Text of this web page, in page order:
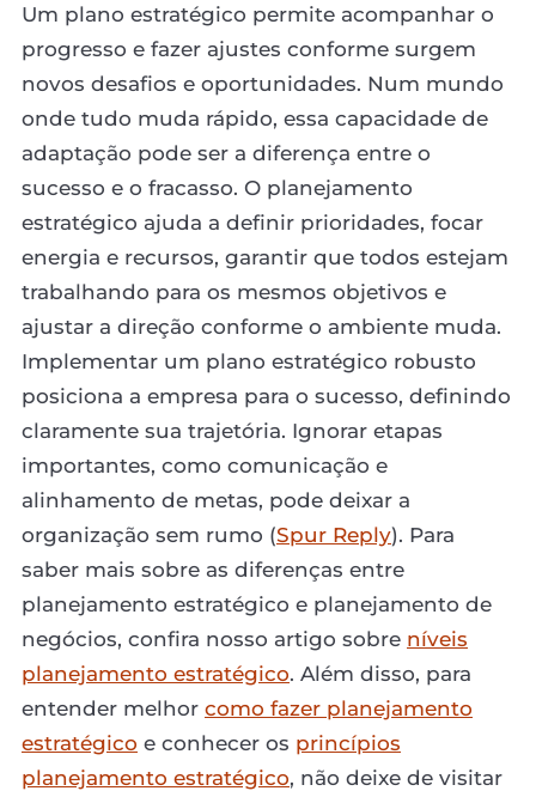
Um plano estratégico permite acompanhar o
progresso e fazer ajustes conforme surgem
novos desafios e oportunidades. Num mundo
onde tudo muda rápido, essa capacidade de
adaptação pode ser a diferença entre o
sucesso e o fracasso. O planejamento
estratégico ajuda a definir prioridades, focar
energia e recursos, garantir que todos estejam
trabalhando para os mesmos objetivos e
ajustar a direção conforme o ambiente muda.
Implementar um plano estratégico robusto
posiciona a empresa para o sucesso, definindo
claramente sua trajetória. Ignorar etapas
importantes, como comunicação e
alinhamento de metas, pode deixar a
organização sem rumo (Spur Reply). Para
saber mais sobre as diferenças entre
planejamento estratégico e planejamento de
negócios, confira nosso artigo sobre níveis
planejamento estratégico. Além disso, para
entender melhor como fazer planejamento
estratégico e conhecer os princípios
planejamento estratégico, não deixe de visitar